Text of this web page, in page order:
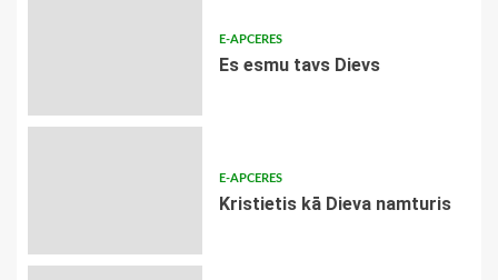
E-APCERES
Es esmu tavs Dievs
E-APCERES
Kristietis kā Dieva namturis